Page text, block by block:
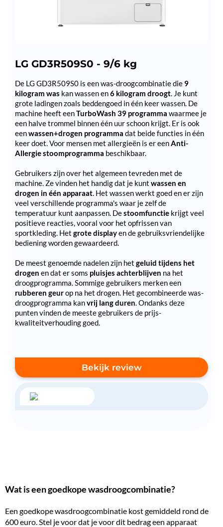
LG GD3R509S0 - 9/6 kg
De LG GD3R509S0 is een was-droogcombinatie die 9
kilogram was kan wassen en6 kilogram droogt. Je kunt
grote ladingen zoals beddengoed in één keer wassen. De
machine heeft eenTurboWash 39 programma waarmee je
een halve trommel binnen één uur schoon krijgt. Er is ook
eenwassen+drogen programma dat beide functies in één
keer doet. Voor mensen met allergieën is er eenAnti-
Allergie stoomprogramma beschikbaar.
Gebruikers zijn over het algemeen tevreden met de
machine. Ze vinden het handig dat je kunt wassen en
drogen in één apparaat. Het wassen werkt goed en er zijn
veel verschillende programma's waar je zelf de
temperatuur kunt aanpassen. Destoomfunctie krijgt veel
positieve reacties, vooral voor het opfrissen van
sportkleding. Het grote displayen de gebruiksvriendelijke
bediening worden gewaardeerd.
De meest genoemde nadelen zijn het geluid tijdens het
drogen en dat er soms pluisjes achterblijven na het
droogprogramma. Sommige gebruikers merken een
rubberen geurop na het drogen. Het gecombineerde was-
droogprogramma kanvrij lang duren. Ondanks deze
punten vinden de meeste gebruikers de prijs-
kwaliteitverhouding goed.
Bekijk review
Wat is een goedkope wasdroogcombinatie?
Een goedkope wasdroogcombinatie kost gemiddeld rond de
600 euro. Stel je voor dat je voor dit bedrag een apparaat